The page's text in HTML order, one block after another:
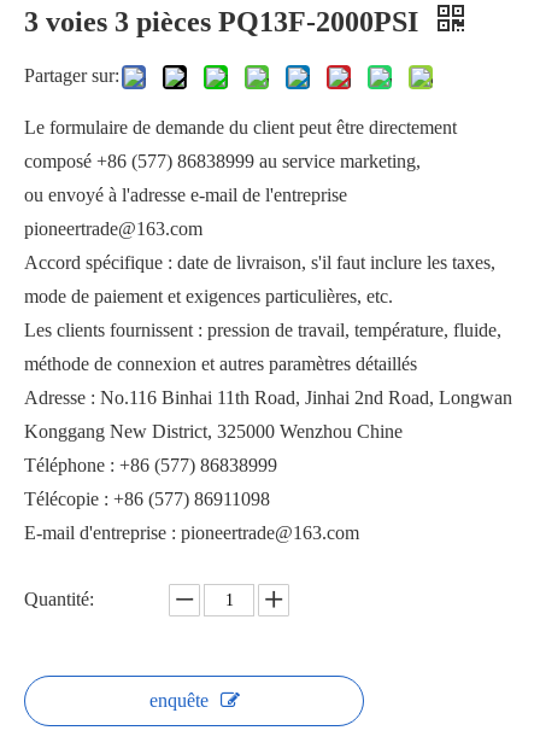
Vanne à boisseau sphérique 3 voies à bride verticale PSQ73F Vanne à boisseau sphérique à 3 voies XSQ75F-16P
Boisson alimentaire de robinet à tournant sphérique à 3 voies d'extrémité de plaquette
Vanne à boisseau sphérique à 3 voies à orifice en T SQ75F-150Lb
3 voies 3 pièces PQ13F-2000PSI
Partager sur:
Le formulaire de demande du client peut être directement
composé +86 (577) 86838999 au service marketing,
ou envoyé à l'adresse e-mail de l'entreprise
pioneertrade@163.com
Accord spécifique : date de livraison, s'il faut inclure les taxes,
mode de paiement et exigences particulières, etc.
Les clients fournissent : pression de travail, température, fluide,
méthode de connexion et autres paramètres détaillés
Adresse : No.116 Binhai 11th Road, Jinhai 2nd Road, Longwan
Konggang New District, 325000 Wenzhou Chine
Téléphone : +86 (577) 86838999
Télécopie : +86 (577) 86911098
E-mail d'entreprise : pioneertrade@163.com
Quantité:
enquête